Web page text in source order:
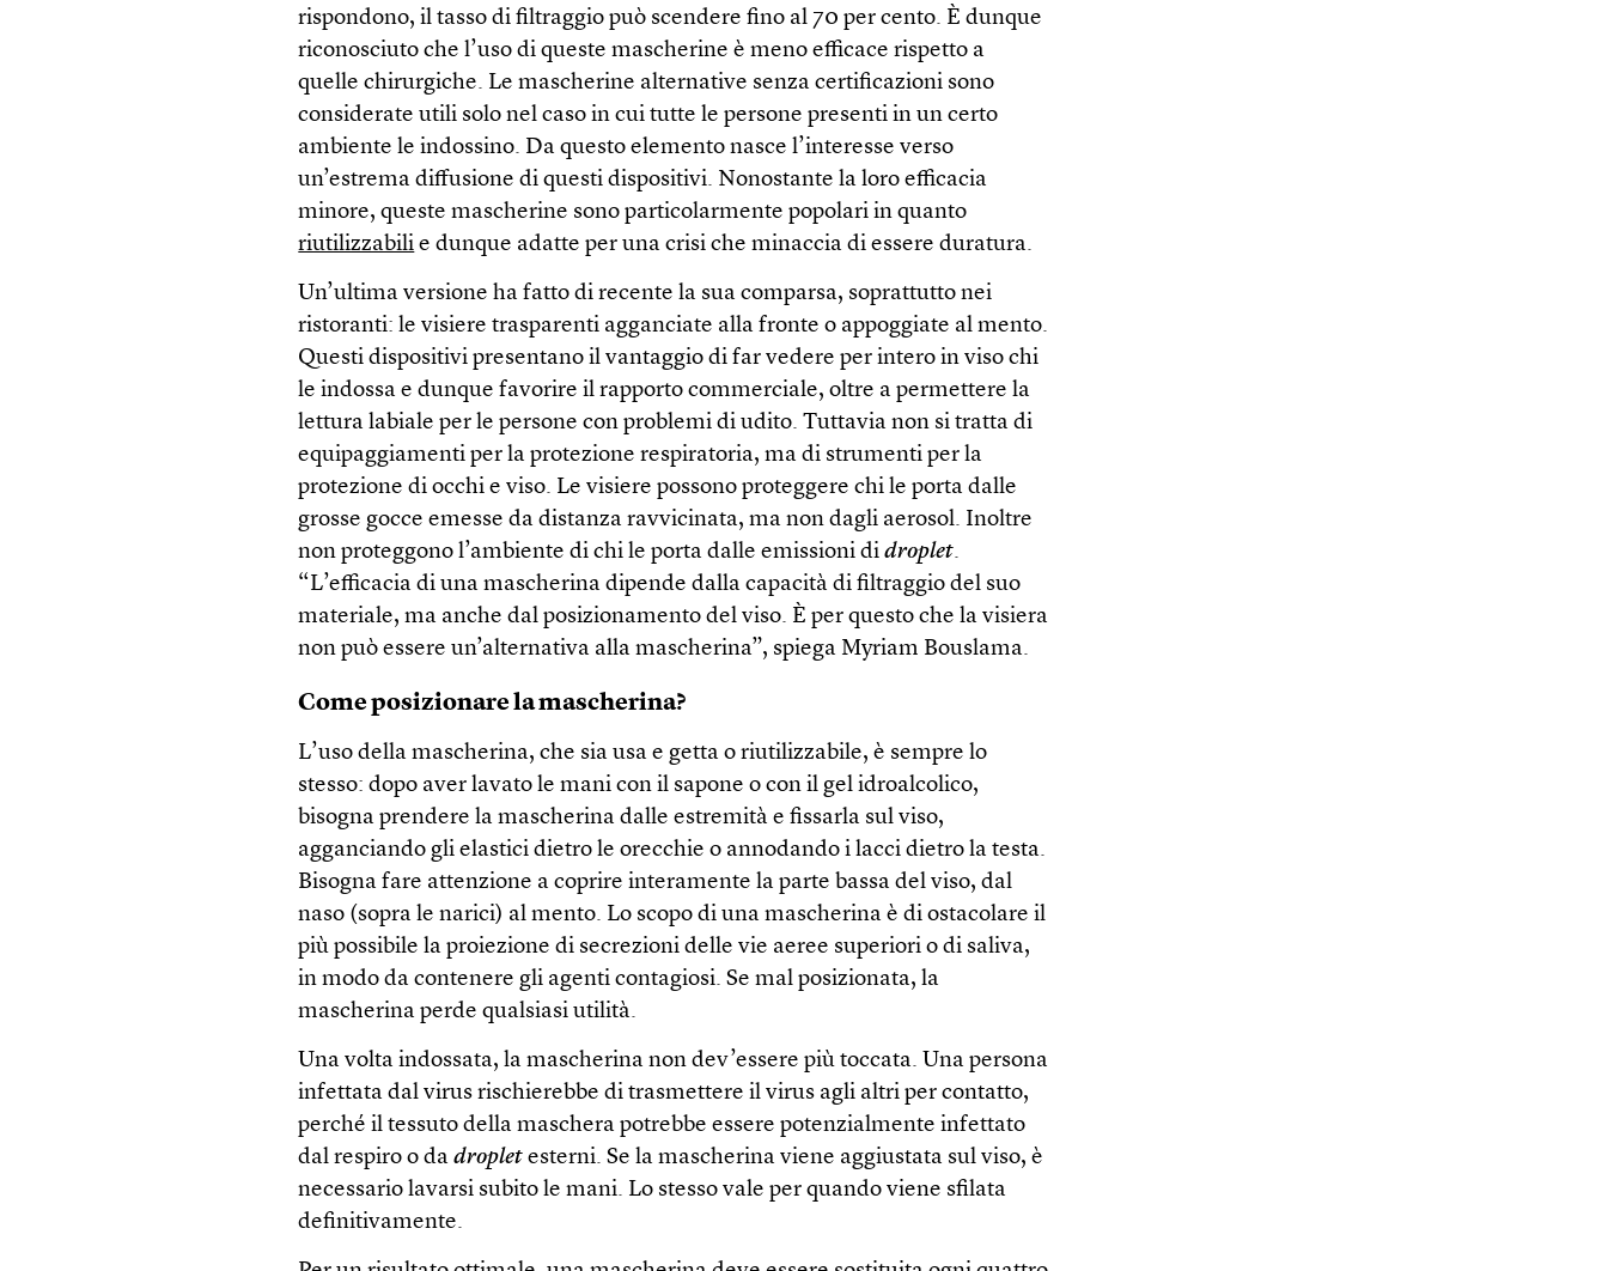
rispondono, il tasso di filtraggio può scendere fino al 70 per cento. È dunque
riconosciuto che l’uso di queste mascherine è meno efficace rispetto a
quelle chirurgiche. Le mascherine alternative senza certificazioni sono
considerate utili solo nel caso in cui tutte le persone presenti in un certo
ambiente le indossino. Da questo elemento nasce l’interesse verso
un’estrema diffusione di questi dispositivi. Nonostante la loro efficacia
minore, queste mascherine sono particolarmente popolari in quanto
riutilizzabili e dunque adatte per una crisi che minaccia di essere duratura.
Un’ultima versione ha fatto di recente la sua comparsa, soprattutto nei
ristoranti: le visiere trasparenti agganciate alla fronte o appoggiate al mento.
Questi dispositivi presentano il vantaggio di far vedere per intero in viso chi
le indossa e dunque favorire il rapporto commerciale, oltre a permettere la
lettura labiale per le persone con problemi di udito. Tuttavia non si tratta di
equipaggiamenti per la protezione respiratoria, ma di strumenti per la
protezione di occhi e viso. Le visiere possono proteggere chi le porta dalle
grosse gocce emesse da distanza ravvicinata, ma non dagli aerosol. Inoltre
non proteggono l’ambiente di chi le porta dalle emissioni didroplet.
“L’efficacia di una mascherina dipende dalla capacità di filtraggio del suo
materiale, ma anche dal posizionamento del viso. È per questo che la visiera
non può essere un’alternativa alla mascherina”, spiega Myriam Bouslama.
Come posizionare la mascherina?
L’uso della mascherina, che sia usa e getta o riutilizzabile, è sempre lo
stesso: dopo aver lavato le mani con il sapone o con il gel idroalcolico,
bisogna prendere la mascherina dalle estremità e fissarla sul viso,
agganciando gli elastici dietro le orecchie o annodando i lacci dietro la testa.
Bisogna fare attenzione a coprire interamente la parte bassa del viso, dal
naso (sopra le narici) al mento. Lo scopo di una mascherina è di ostacolare il
più possibile la proiezione di secrezioni delle vie aeree superiori o di saliva,
in modo da contenere gli agenti contagiosi. Se mal posizionata, la
mascherina perde qualsiasi utilità.
Una volta indossata, la mascherina non dev’essere più toccata. Una persona
infettata dal virus rischierebbe di trasmettere il virus agli altri per contatto,
perché il tessuto della maschera potrebbe essere potenzialmente infettato
dal respiro o dadroplet esterni. Se la mascherina viene aggiustata sul viso, è
necessario lavarsi subito le mani. Lo stesso vale per quando viene sfilata
definitivamente.